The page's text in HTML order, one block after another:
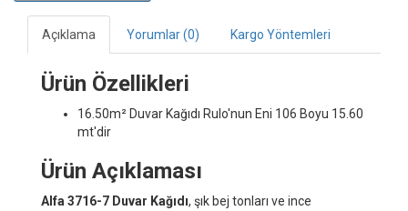
Açıklama Yorumlar (0) Kargo Yöntemleri
Ürün Özellikleri
16.50m² Duvar Kağıdı Rulo'nun Eni 106 Boyu 15.60
mt'dir
Ürün Açıklaması
Alfa 3716-7 Duvar Kağıdı, şık bej tonları ve ince